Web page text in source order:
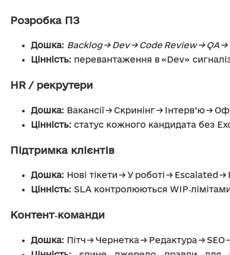
Розробка ПЗ
Дошка: Backlog → Dev → Code Review → QA →
Цінність: перевантаження в «Dev»
HR / рекрутери
Дошка: Вакансії → Скринінг → Інтерв’ю →
Цінність: статус кожного кандидата без
Підтримка клієнтів
Дошка: Нові тікети → У роботі → Escalated
Цінність: SLA контролюються
Контент‑команди
Дошка: Пітч → Чернетка → Редактура → SEO